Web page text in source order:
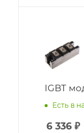
IGBT
Есть в
6 336 ₽